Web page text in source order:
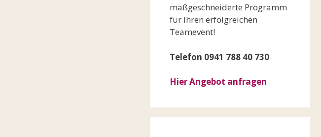
maßgeschneiderte Programm
für Ihren erfolgreichen
Teamevent!
Telefon 0941 788 40 730
Hier Angebot anfragen